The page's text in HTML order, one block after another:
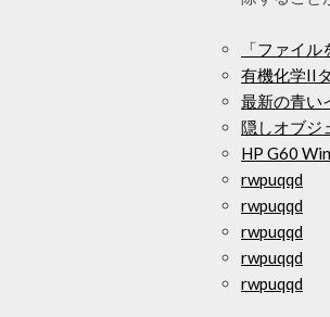
「ファイ
有機化学II
最新の青い
隠しオブジ
HP G60
rwpuqqd
rwpuqqd
rwpuqqd
rwpuqqd
rwpuqqd